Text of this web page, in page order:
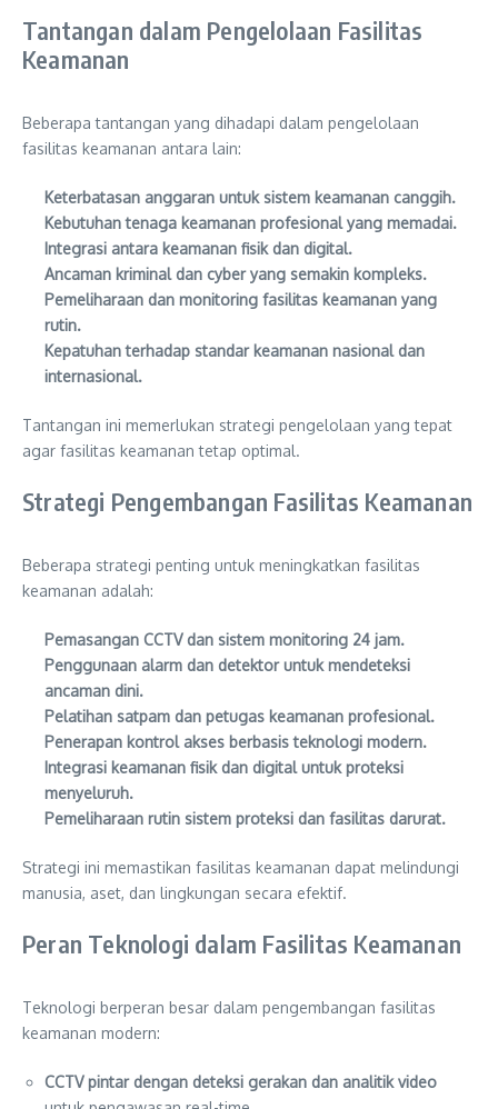
Tantangan dalam Pengelolaan Fasilitas
Keamanan
Beberapa tantangan yang dihadapi dalam pengelolaan
fasilitas keamanan antara lain:
Keterbatasan anggaran untuk sistem keamanan canggih.
Kebutuhan tenaga keamanan profesional yang memadai.
Integrasi antara keamanan fisik dan digital.
Ancaman kriminal dan cyber yang semakin kompleks.
Pemeliharaan dan monitoring fasilitas keamanan yang
rutin.
Kepatuhan terhadap standar keamanan nasional dan
internasional.
Tantangan ini memerlukan strategi pengelolaan yang tepat
agar fasilitas keamanan tetap optimal.
Strategi Pengembangan Fasilitas Keamanan
Beberapa strategi penting untuk meningkatkan fasilitas
keamanan adalah:
Pemasangan CCTV dan sistem monitoring 24 jam.
Penggunaan alarm dan detektor untuk mendeteksi
ancaman dini.
Pelatihan satpam dan petugas keamanan profesional.
Penerapan kontrol akses berbasis teknologi modern.
Integrasi keamanan fisik dan digital untuk proteksi
menyeluruh.
Pemeliharaan rutin sistem proteksi dan fasilitas darurat.
Strategi ini memastikan fasilitas keamanan dapat melindungi
manusia, aset, dan lingkungan secara efektif.
Peran Teknologi dalam Fasilitas Keamanan
Teknologi berperan besar dalam pengembangan fasilitas
keamanan modern:
CCTV pintar dengan deteksi gerakan dan analitik video